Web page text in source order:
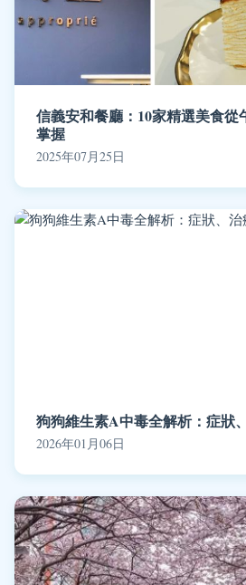
信義安和餐廳：10家精選美食從
掌握
2025年07月25日
狗狗維生素A中毒全解析：症狀
2026年01月06日